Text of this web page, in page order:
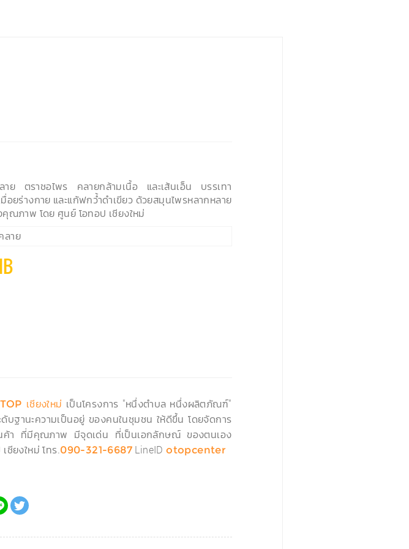
าย ตราชอไพร คลายกล้ามเนื้อ และเส้นเอ็น บรรเทา
อยร่างกาย และแก้ฟกว้ำดำเขียว ด้วยสมุนไพรหลากหลาย
ณภาพ โดย ศูนย์ โอทอป เชียงใหม่
ลาย
เชียงใหม่ เป็นโครงการ "หนึ่งตำบล หนึ่งผลิตภัณฑ์"
บฐานะความเป็นอยู่ ของคนในชุมชน ให้ดีขึ้น โดยจัดการ
ค้า ที่มีคุณภาพ มีจุดเด่น ที่เป็นเอกลักษณ์ ของตนเอง
ยงใหม่ โทร.090-321-6687LineIDotopcenter